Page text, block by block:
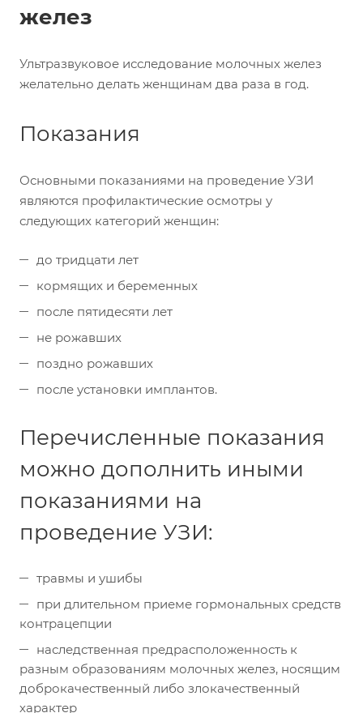
желез
Ультразвуковое исследование молочных желез
желательно делать женщинам два раза в год.
Показания
Основными показаниями на проведение УЗИ
являются профилактические осмотры у
следующих категорий женщин:
до тридцати лет
кормящих и беременных
после пятидесяти лет
не рожавших
поздно рожавших
после установки имплантов.
Перечисленные показания
можно дополнить иными
показаниями на
проведение УЗИ:
травмы и ушибы
при длительном приеме гормональных средств
контрацепции
наследственная предрасположенность к
разным образованиям молочных желез, носящим
доброкачественный либо злокачественный
характер